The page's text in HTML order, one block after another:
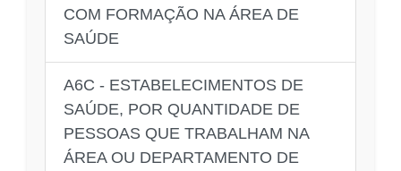
COM FORMAÇÃO NA ÁREA DE
SAÚDE
A6C - ESTABELECIMENTOS DE
SAÚDE, POR QUANTIDADE DE
PESSOAS QUE TRABALHAM NA
ÁREA OU DEPARTAMENTO DE